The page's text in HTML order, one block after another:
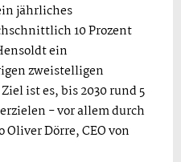
jährliches
10 Prozent
ein
zweistelligen
ist es, bis 2030 rund 5
- vor allem durch
Dörre, CEO von